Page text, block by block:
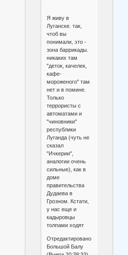
Я живу в
Луганске. так,
чтоб вы
понимали, это -
зона баррикады.
никаких там
"деток, качелек,
кафе-
мороженого" там
нет и в помине.
Только
террористы с
автоматами и
"чиновники"
республики
Луганда (чуть не
сказал
"Ичкерии",
аналогии очень
сильные), как в
доме
правительства
Дудаева в
Грозном. Кстати,
у нас еще и
кадыровцы
толпами ходят
Отредактировано
Большой Балу